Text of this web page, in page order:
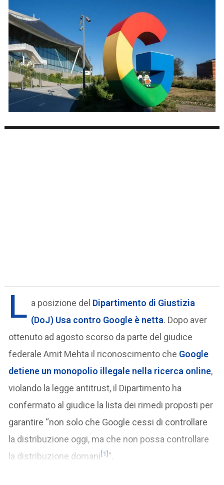
L a posizione del Dipartimento di Giustizia
(DoJ) Usa contro Google è netta. Dopo aver
ottenuto ad agosto scorso da parte del giudice
federale Amit Mehta il riconoscimento che Google
detiene un monopolio illegale nella ricerca online,
violando la legge antitrust, il Dipartimento ha
confermato al giudice la lista dei rimedi proposti per
garantire “non solo che Google cessi di controllare
la distribuzione oggi, ma che non possa controllare
la distribuzione domani[1]”.